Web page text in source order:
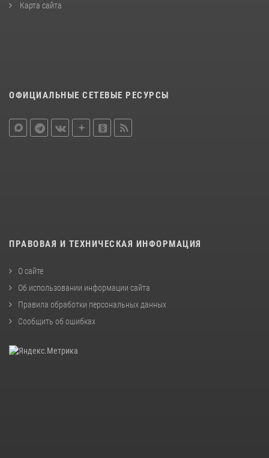
Карта сайта
ОФИЦИАЛЬНЫЕ СЕТЕВЫЕ РЕСУРСЫ
ПРАВОВАЯ И ТЕХНИЧЕСКАЯ ИНФОРМАЦИЯ
О сайте
Об использовании информации сайта
Правила обработки персональных данных
Сообщить об ошибках